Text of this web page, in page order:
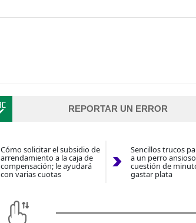
REPORTAR UN ERROR
Cómo solicitar el subsidio de
arrendamiento a la caja de
compensación; le ayudará
con varias cuotas
Sencillos trucos
a un perro
cuestión de
gastar plata